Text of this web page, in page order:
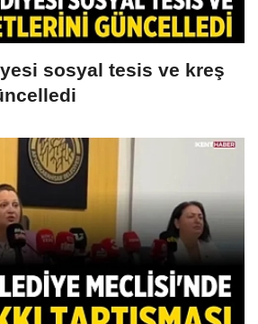
sosyal tesis ve kreş